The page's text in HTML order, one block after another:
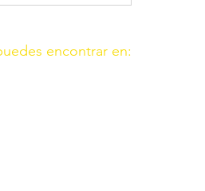
encontrar en: